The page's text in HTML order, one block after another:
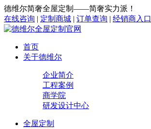
德维尔简奢全屋定制——简奢实力派！
在线咨询 | 定制商城 | 订单查询 | 经销商入口
首页
关于德维尔
企业简介
工程案例
商学院
研发设计中心
全屋定制